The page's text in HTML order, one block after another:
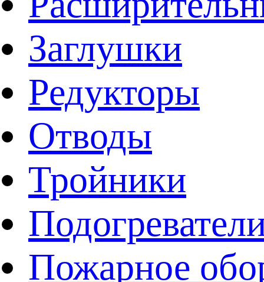
Заглушки
Редукторы
Отводы
Тройники
Пожарное